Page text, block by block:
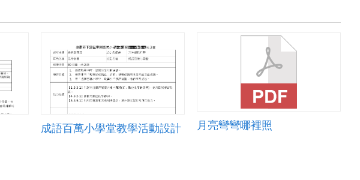
成語百萬小學堂教學活動設計 月亮彎彎哪裡照